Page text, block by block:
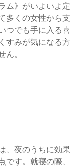
ム》がいよいよ定
多くの女性から支
つでも手に入る喜
すみが気になる方
。
、夜のうちに効果
す。就寝の際、